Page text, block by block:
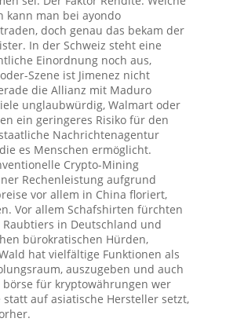
kann man bei ayondo
doch genau das bekam der
In der Schweiz steht eine
Einordnung noch aus,
Szene ist Jimenez nicht
die Allianz mit Maduro
unglaubwürdig, Walmart oder
ein geringeres Risiko für den
Nachrichtenagentur
es Menschen ermöglicht.
Crypto-Mining
Rechenleistung aufgrund
vor allem in China floriert,
Vor allem Schafshirten fürchten
Raubtiers in Deutschland und
bürokratischen Hürden,
hat vielfältige Funktionen als
auszugeben und auch
börse für kryptowährungen wer
auf asiatische Hersteller setzt,